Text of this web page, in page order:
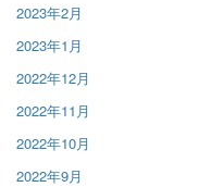
2023年2月
2023年1月
2022年12月
2022年11月
2022年10月
2022年9月